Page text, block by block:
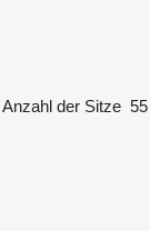
Anzahl der Sitze 55